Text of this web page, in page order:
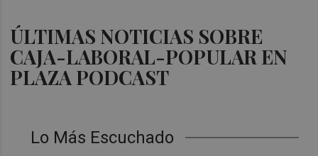
ÚLTIMAS NOTICIAS SOBRE
CAJA-LABORAL-POPULAR EN
PLAZA PODCAST
Lo Más Escuchado